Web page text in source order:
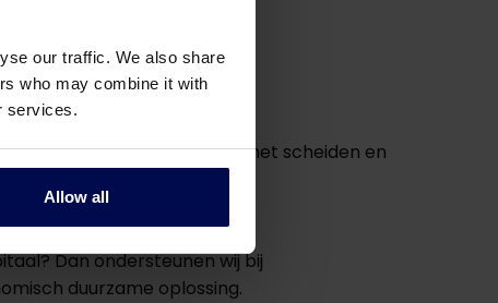
our traffic. We also share
who may combine it with
services.
Allow all
is gespecialiseerd in het scheiden en
van waarde.
Dan ondersteunen wij bij
duurzame oplossing.